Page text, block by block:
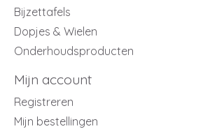
Bijzettafels
Dopjes & Wielen
Onderhoudsproducten
Mijn account
Registreren
Mijn bestellingen